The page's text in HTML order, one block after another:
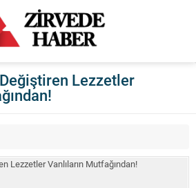
Değiştiren Lezzetler